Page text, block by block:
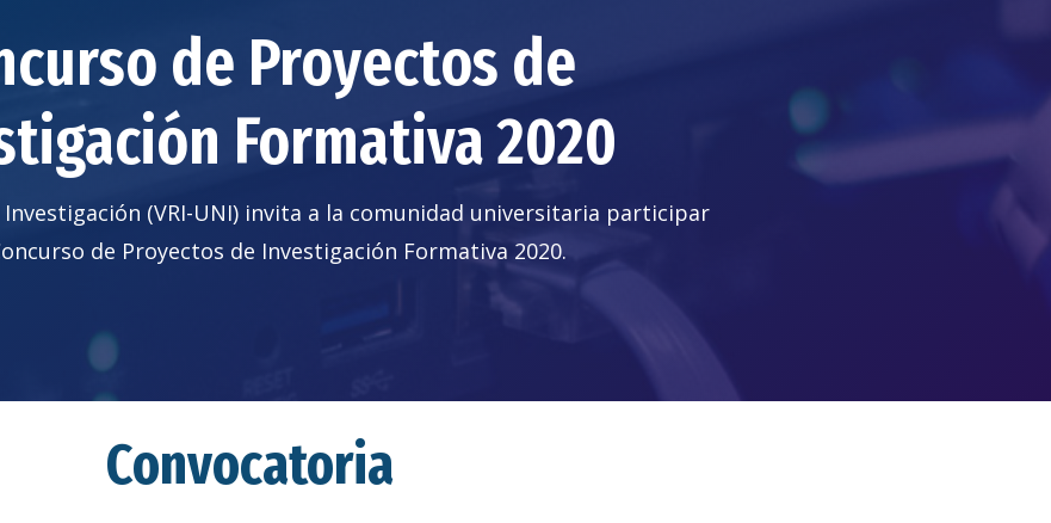
de Proyectos de
Formativa 2020
(VRI-UNI) invita a la comunidad universitaria participar
de Proyectos de Investigación Formativa 2020.
Convocatoria